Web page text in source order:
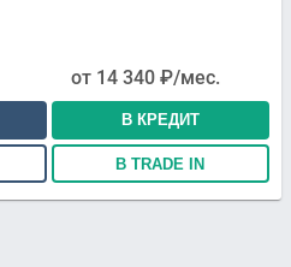
от 14 340 ₽/мес.
В КРЕДИТ
В TRADE IN